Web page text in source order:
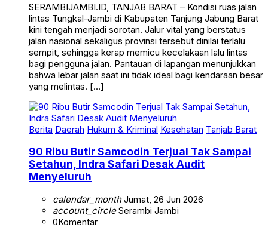
SERAMBIJAMBI.ID, TANJAB BARAT – Kondisi ruas jalan
lintas Tungkal-Jambi di Kabupaten Tanjung Jabung Barat
kini tengah menjadi sorotan. Jalur vital yang berstatus
jalan nasional sekaligus provinsi tersebut dinilai terlalu
sempit, sehingga kerap memicu kecelakaan lalu lintas
bagi pengguna jalan. Pantauan di lapangan menunjukkan
bahwa lebar jalan saat ini tidak ideal bagi kendaraan besar
yang melintas. […]
Berita Daerah Hukum & Kriminal Kesehatan Tanjab Barat
90 Ribu Butir Samcodin Terjual Tak Sampai
Setahun, Indra Safari Desak Audit
Menyeluruh
calendar_monthJumat, 26 Jun 2026
account_circleSerambi Jambi
0Komentar